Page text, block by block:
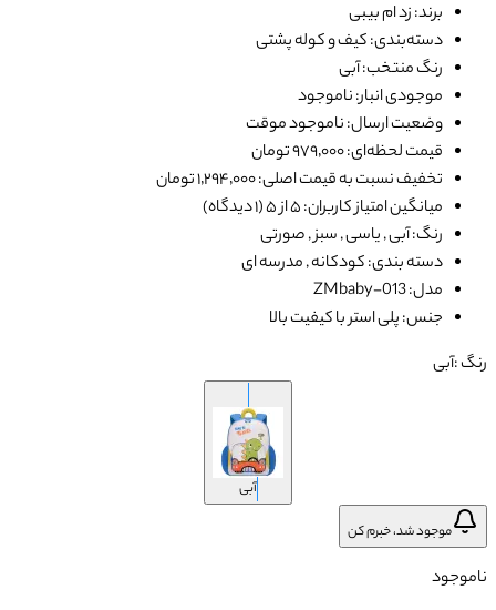
برند: زد ام بیبی
دسته‌بندی: کیف و کوله پشتی
رنگ منتخب: آبی
موجودی انبار: ناموجود
وضعیت ارسال: ناموجود موقت
قیمت لحظه‌ای: ۹۷۹٬۰۰۰ تومان
تخفیف نسبت به قیمت اصلی: ۱٬۲۹۴٬۰۰۰ تومان
میانگین امتیاز کاربران: ۵ از ۵ (۱ دیدگاه)
رنگ: آبی , یاسی , سبز , صورتی
دسته بندی: کودکانه , مدرسه ای
مدل: ZMbaby-013
جنس: پلی استر با کیفیت بالا
رنگ :آبی
آبی
موجود شد، خبرم کن
ناموجود